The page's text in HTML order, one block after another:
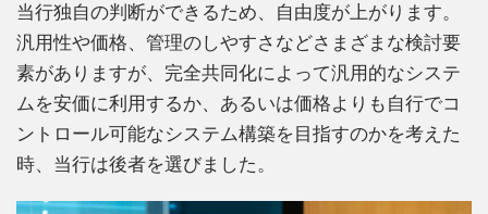
当行独自の判断ができるため、自由度が上がります。
汎用性や価格、管理のしやすさなどさまざまな検討要
素がありますが、完全共同化によって汎用的なシステ
ムを安価に利用するか、あるいは価格よりも自行でコ
ントロール可能なシステム構築を目指すのかを考えた
時、当行は後者を選びました。